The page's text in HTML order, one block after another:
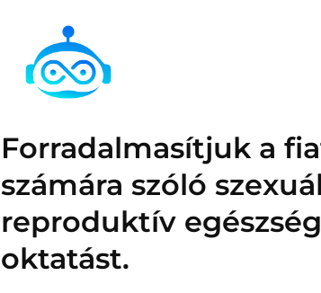
Forradalmasítjuk a
számára szóló
reproduktív
oktatást.